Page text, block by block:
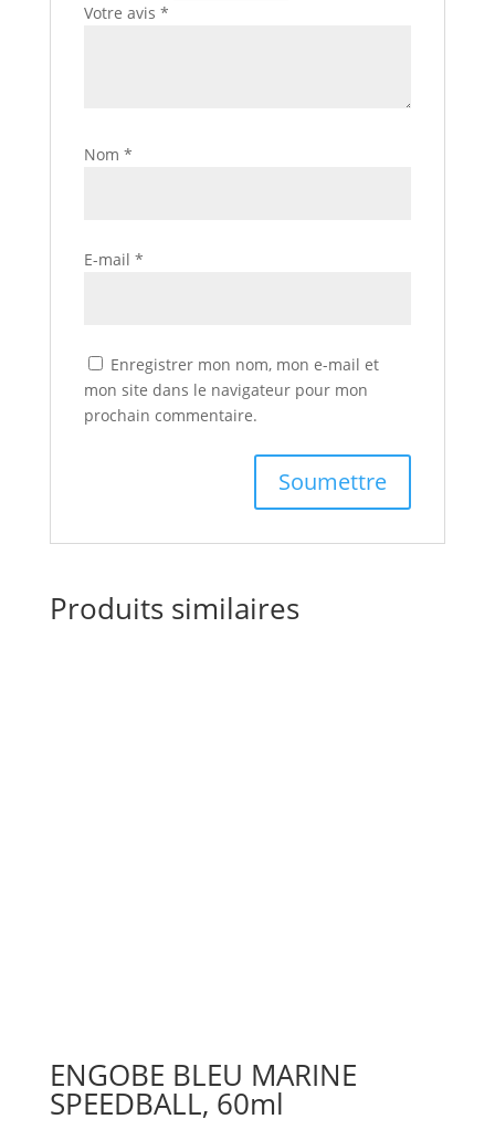
Votre avis *
Nom *
E-mail *
Enregistrer mon nom, mon e-mail et
mon site dans le navigateur pour mon
prochain commentaire.
Produits similaires
ENGOBE BLEU MARINE
SPEEDBALL, 60ml